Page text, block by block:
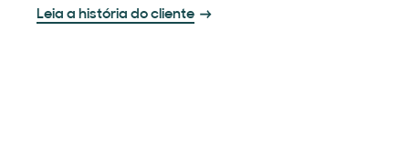
Leia a história do cliente